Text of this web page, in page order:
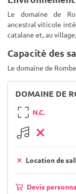
Le domaine de
ancestral viticole
catalane et, au
Capacité des
Le domaine de
DOMAINE DE
N.C.
Location de
Devis